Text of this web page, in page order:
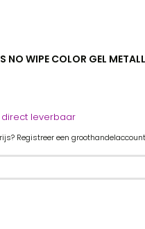
NO WIPE COLOR GEL
direct leverbaar
Registreer een